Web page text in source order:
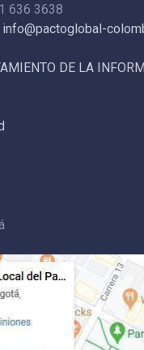
636 3638
info@pactoglobal-
DE LA